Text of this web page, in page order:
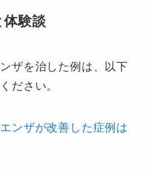
体験談
ザを治した例は、以下
ださい。
ンザが改善した症例は